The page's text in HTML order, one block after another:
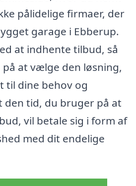
pålidelige firmaer, der
garage i Ebberup.
at indhente tilbud, så
at vælge den løsning,
til dine behov og
den tid, du bruger på at
vil betale sig i form af
med dit endelige